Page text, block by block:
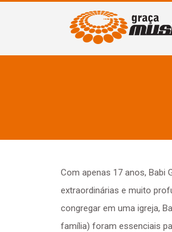
Com apenas 17 anos, Babi
extraordinárias e muito
congregar em uma igreja,
família) foram essenciais